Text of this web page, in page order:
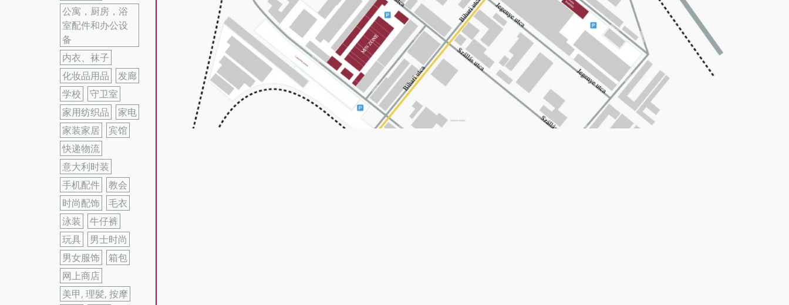
公寓，厨房，浴
室配件和办公设
备
内衣、袜子
化妆品用品
发廊
学校
守卫室
家用纺织品
家电
家装家居
宾馆
快递物流
意大利时装
手机配件
教会
时尚配饰
毛衣
泳装
牛仔裤
玩具
男士时尚
男女服饰
箱包
网上商店
美甲, 理髪, 按摩